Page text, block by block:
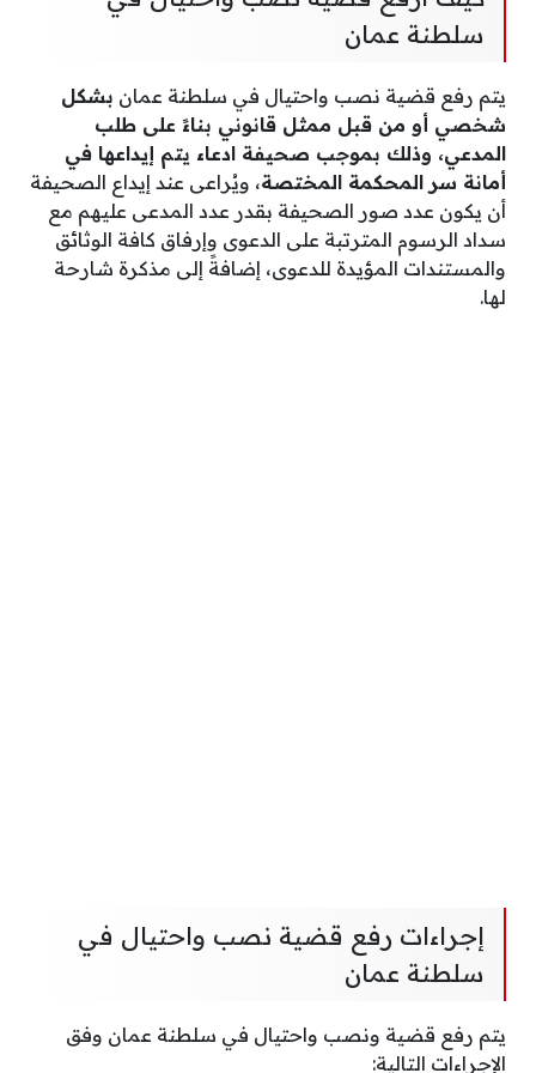
سلطنة عمان
يتم رفع قضية نصب واحتيال في سلطنة عمان بشكل
شخصي أو من قبل ممثل قانوني بناءً على طلب
المدعي، وذلك بموجب صحيفة ادعاء يتم إيداعها في
أمانة سر المحكمة المختصة، ويُراعى عند إيداع الصحيفة
أن يكون عدد صور الصحيفة بقدر عدد المدعى عليهم مع
سداد الرسوم المترتبة على الدعوى وإرفاق كافة الوثائق
والمستندات المؤيدة للدعوى، إضافةً إلى مذكرة شارحة
لها.
إجراءات رفع قضية نصب واحتيال في
سلطنة عمان
يتم رفع قضية ونصب واحتيال في سلطنة عمان وفق
الإجراءات التالية: